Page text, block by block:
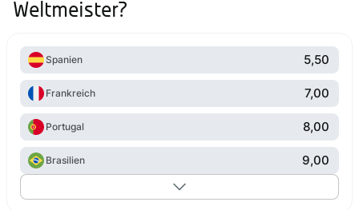
Weltmeister?
Spanien 5,50
Frankreich 7,00
Portugal 8,00
Brasilien 9,00